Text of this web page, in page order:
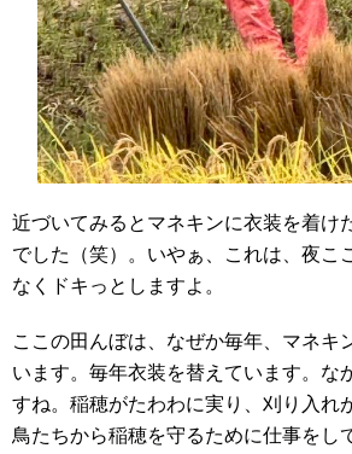
近づいてみるとマネキンに衣装を着け
でした（笑）。いやぁ、これは、夜こ
なくドキっとしますよ。
ここの田んぼは、なぜか毎年、マネキ
います。毎年衣装を替えています。な
すね。稲穂がたわわに実り、刈り入れ
鳥たちから稲穂を守るために仕事をし